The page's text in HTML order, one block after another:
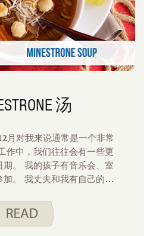
汤
月对我来说通常是一个非常
作中，我们往往会有一些更
期。 我的孩子有音乐会、室
加。 我丈夫和我有自己的社
的生日——我们最小的孩子
是想想这一切，我就想忘